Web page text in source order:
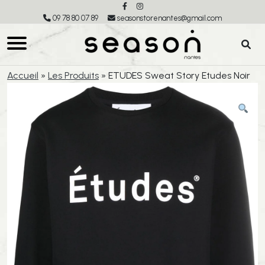
09 78 80 07 89 seasonstorenantes@gmail.com
Accueil » Les Produits » ETUDES Sweat Story Etudes Noir